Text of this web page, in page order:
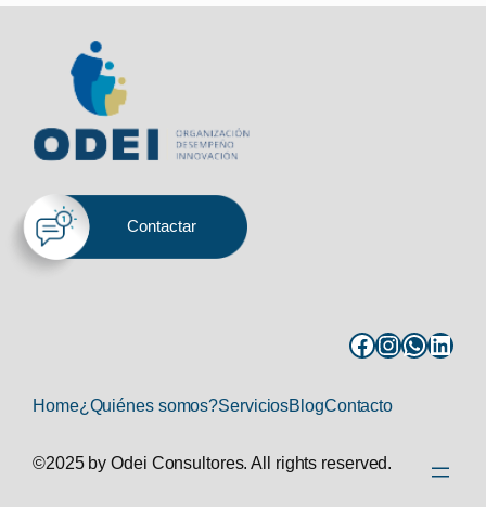
Contactar
Facebook InstagramWhatsApp LinkedIn
Home¿Quiénes somos?ServiciosBlogContacto
©2025 by Odei Consultores. All rights reserved.